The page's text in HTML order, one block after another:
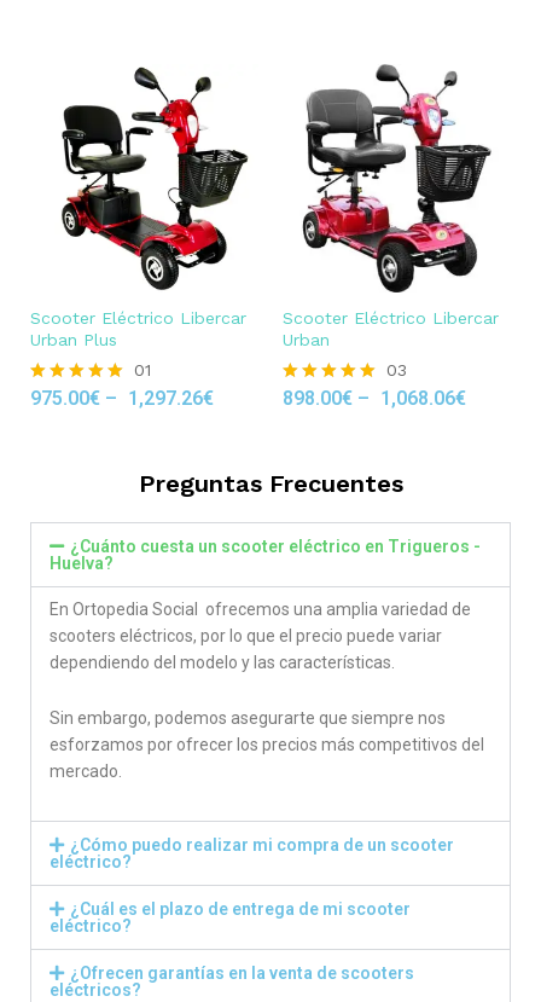
Scooter Eléctrico Libercar
Urban Plus
Rated
01
975.00€ – 1,297.26€
Scooter Eléctrico Libercar
Urban
Rated
03
898.00€ – 1,068.06€
Preguntas Frecuentes
¿Cuánto cuesta un scooter eléctrico en Trigueros -
Huelva?
En Ortopedia Social ofrecemos una amplia variedad de
scooters eléctricos, por lo que el precio puede variar
dependiendo del modelo y las características.
Sin embargo, podemos asegurarte que siempre nos
esforzamos por ofrecer los precios más competitivos del
mercado.
¿Cómo puedo realizar mi compra de un scooter
eléctrico?
¿Cuál es el plazo de entrega de mi scooter
eléctrico?
¿Ofrecen garantías en la venta de scooters
eléctricos?